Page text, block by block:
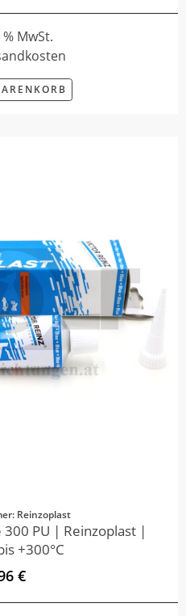
MwSt.
Reinzoplast
PU | Reinzoplast |
+300°C
€